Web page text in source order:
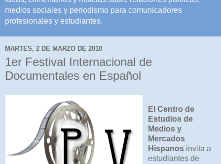
medios sociales y periodismo para comunicadores
profesionales y estudiantes.
MARTES, 2 DE MARZO DE 2010
1er Festival Internacional de
Documentales en Español
El Centro de
Estudios de
Medios y
Mercados
Hispanos invita a
estudiantes de